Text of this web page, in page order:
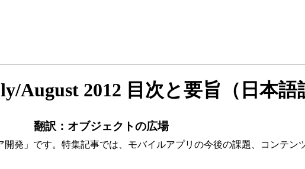
August 2012 目次と要旨（日本語
翻訳：オブジェクトの広場
開発」です。特集記事では、モバイルアプリの今後の課題、コンテ